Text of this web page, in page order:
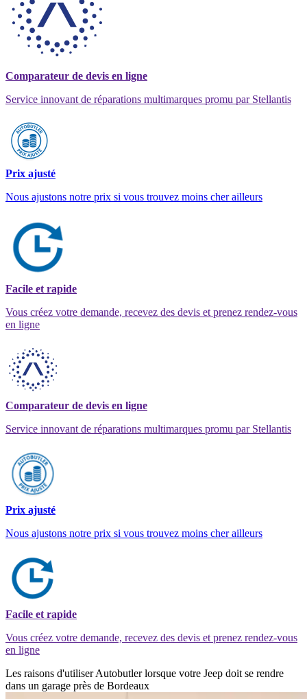
Comparateur de devis en ligne
Service innovant de réparations multimarques promu par Stellantis
Prix ajusté
Nous ajustons notre prix si vous trouvez moins cher ailleurs
Facile et rapide
Vous créez votre demande, recevez des devis et prenez rendez-vous
en ligne
Comparateur de devis en ligne
Service innovant de réparations multimarques promu par Stellantis
Prix ajusté
Nous ajustons notre prix si vous trouvez moins cher ailleurs
Facile et rapide
Vous créez votre demande, recevez des devis et prenez rendez-vous
en ligne
Les raisons d'utiliser Autobutler lorsque votre Jeep doit se rendre
dans un garage près de Bordeaux